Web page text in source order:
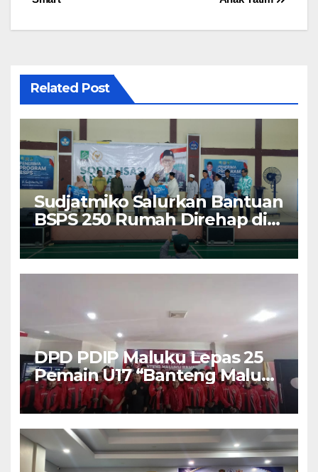
Related Post
Sudjatmiko Salurkan Bantuan
BSPS 250 Rumah Direhap di
Depok
DPD PDIP Maluku Lepas 25
Pemain U17 “Banteng Maluku
Raya” ke Sokerano Cup di
Jawa Timur